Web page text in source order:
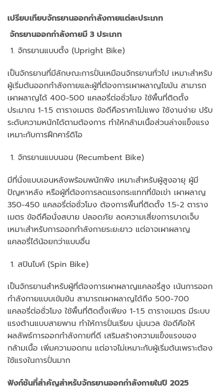
เปรียบเทียบจักรยานออกกำลังกายแต่ละประเภท
จักรยานออกกำลังกายมี 3 ประเภท
จักรยานแบบตั้ง (Upright Bike)
เป็นจักรยานที่มีลักษณะการปั่นเหมือนจักรยานทั่วไป เหมาะสำหรับ
ผู้เริ่มต้นออกกำลังกายและผู้ที่ต้องการเผาผลาญไขมัน สามารถ
เผาผลาญได้ 400-500 แคลอรี่ต่อชั่วโมง ใช้พื้นที่ติดตั้ง
ประมาณ 1-1.5 ตารางเมตร ข้อดีคือราคาไม่แพง ใช้งานง่าย ปรับ
ระดับความหนักได้ตามต้องการ ทำให้กล้ามเนื้อส่วนล่างแข็งแรง
เหมาะกับการฝึกคาร์ดิโอ
จักรยานแบบนอน (Recumbent Bike)
มีที่นั่งแบบเอนหลังพร้อมพนักพิง เหมาะสำหรับผู้สูงอายุ ผู้มี
ปัญหาหลัง หรือผู้ที่ต้องการลดแรงกระแทกที่ข้อเข่า เผาผลาญ
350-450 แคลอรี่ต่อชั่วโมง ต้องการพื้นที่ติดตั้ง 1.5-2 ตาราง
เมตร ข้อดีคือนั่งสบาย ปลอดภัย ลดความเสี่ยงการบาดเจ็บ
เหมาะสำหรับการออกกำลังกายระยะยาว แต่อาจเผาผลาญ
แคลอรี่ได้น้อยกว่าแบบอื่น
สปินไบค์ (Spin Bike)
เป็นจักรยานสำหรับผู้ที่ต้องการเผาผลาญแคลอรี่สูง เน้นการออก
กำลังกายแบบเข้มข้น สามารถเผาผลาญได้ถึง 500-700
แคลอรี่ต่อชั่วโมง ใช้พื้นที่ติดตั้งเพียง 1-1.5 ตารางเมตร มีระบบ
แรงต้านแบบสายพาน ทำให้การปั่นเรียบ นุ่มนวล ข้อดีคือให้
ผลลัพธ์การออกกำลังกายที่ดี เสริมสร้างความแข็งแรงของ
กล้ามเนื้อ เพิ่มความอดทน แต่อาจไม่เหมาะกับผู้เริ่มต้นเพราะต้อง
ใช้แรงในการปั่นมาก
ฟังก์ชันที่สำคัญสำหรับจักรยานออกกำลังกายในปี 2025